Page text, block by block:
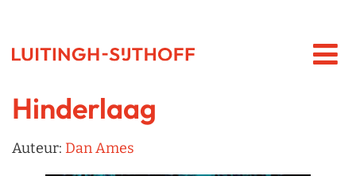
Hinderlaag
Auteur: Dan Ames